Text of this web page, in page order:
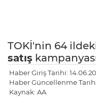
TOKİ'nin 64
satış
Haber Giriş Tarihi:
Haber Güncellenme
Kaynak: AA